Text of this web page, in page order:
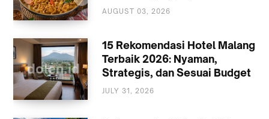
AUGUST 03, 2026
AKOMODASI
15 Rekomendasi Hotel Malang
Terbaik 2026: Nyaman,
Strategis, dan Sesuai Budget
JULY 31, 2026